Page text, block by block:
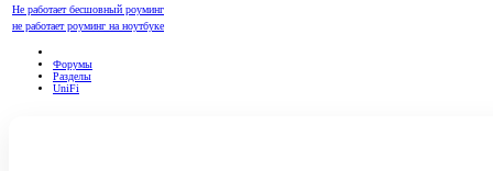
Не работает бесшовный роуминг
не работает роуминг на ноутбуке
Форумы
Разделы
UniFi